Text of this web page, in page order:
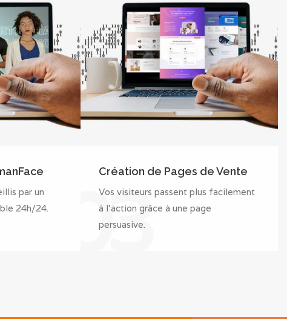
par un
24h/24.
Création de Pages de Vente
Vos visiteurs passent plus facilement
à l’action grâce à une page
persuasive.
03